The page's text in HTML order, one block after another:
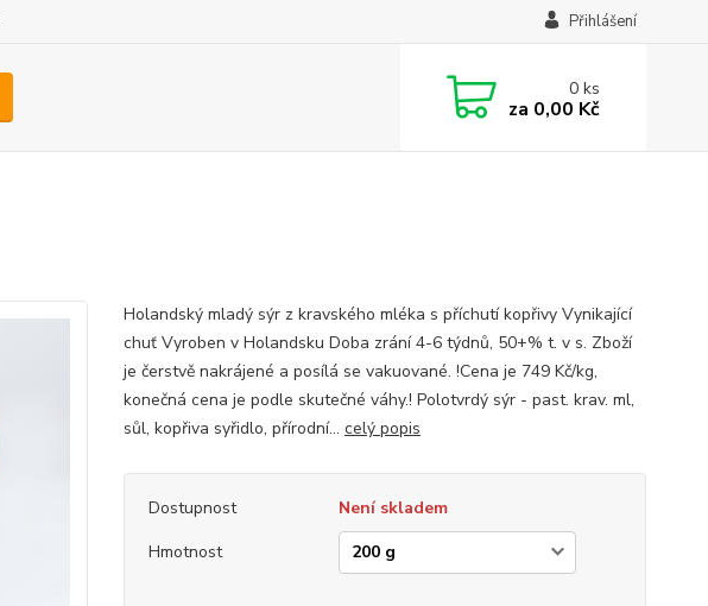
Přihlášení
0ks
za 0,00 Kč
Holandský mladý sýr z kravského mléka s příchutí kopřivy Vynikající
chuť Vyroben v Holandsku Doba zrání 4-6 týdnů, 50+% t. v s. Zboží
je čerstvě nakrájené a posílá se vakuované. !Cena je 749 Kč/kg,
konečná cena je podle skutečné váhy.! Polotvrdý sýr - past. krav. ml,
sůl, kopřiva syřidlo, přírodní... celý popis
Dostupnost
Není skladem
Hmotnost